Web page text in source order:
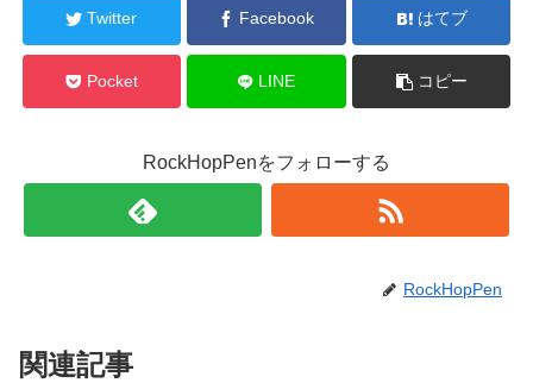
Twitter Facebook はてブ
Pocket LINE コピー
RockHopPenをフォローする
RockHopPen
関連記事